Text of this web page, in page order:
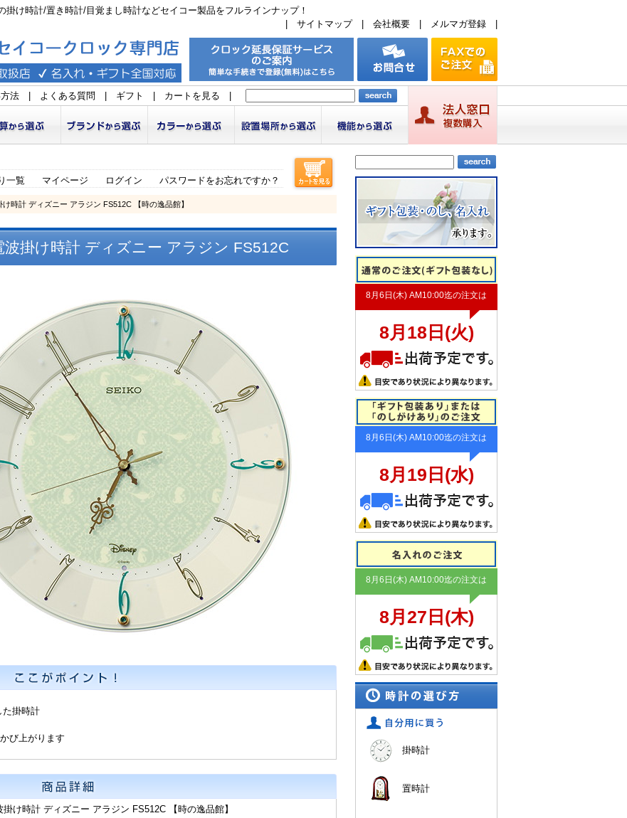
け時計/置き時計/目覚まし時計などセイコー製品をフルラインナップ！
サイトマップ| 会社概要 メルマガ登録
法 よくある質問 ギフト カートを見る
一覧
マイページ ログイン パスワードをお忘れですか？
時計 ディズニー アラジン FS512C 【時の逸品館】
波掛け時計 ディズニー アラジン FS512C
た掛時計
び上がります
掛け時計 ディズニー アラジン FS512C 【時の逸品館】
掛時計
置時計